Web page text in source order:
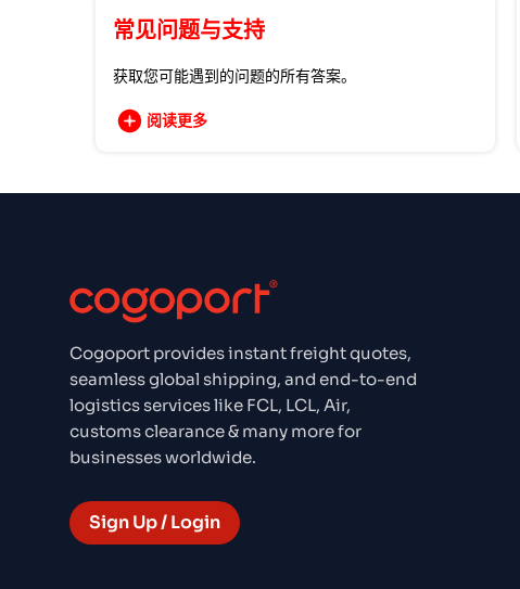
常见问题与支持
获取您可能遇到的问题的所有答案。
阅读更多
Cogoport provides instant freight quotes,
seamless global shipping, and end-to-end
logistics services like FCL, LCL, Air,
customs clearance & many more for
businesses worldwide.
Sign Up / Login